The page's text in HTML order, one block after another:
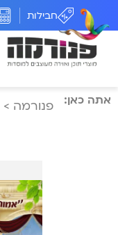
חבילות
אתה כאן: פנורמה >